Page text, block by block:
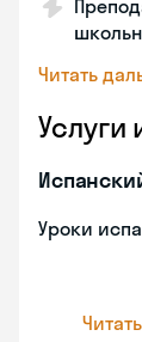
Читать
Услуги
Уроки